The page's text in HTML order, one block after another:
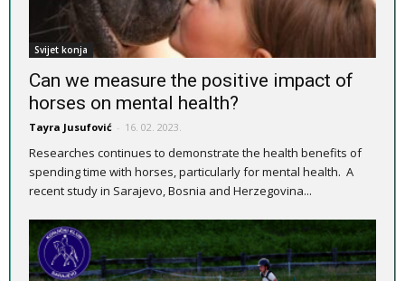
Svijet konja
Can we measure the positive impact of
horses on mental health?
Tayra Jusufović - 16. 02. 2023.
Researches continues to demonstrate the health benefits of
spending time with horses, particularly for mental health. A
recent study in Sarajevo, Bosnia and Herzegovina...